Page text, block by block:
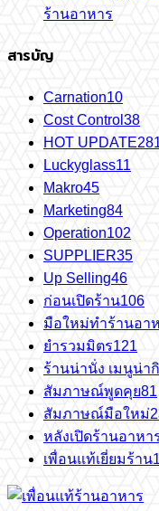
ร้านอาหาร
สารบัญ
Carnation10
Cost Control 38
HOT UPDATE
Luckyglass11
Makro45
Marketing84
Operation102
SUPPLIER35
Up Selling46
ก่อนเปิดร้าน106
มือใหม่ทำร้านอา
ยำรวมมิตร121
ร้านน่านั่ง เมนูน่า
สัมภาษณ์พูดคุย81
สัมภาษณ์มือใหม่
หลังเปิดร้านอาหา
เพื่อนแท้เยี่ยมร้าน1